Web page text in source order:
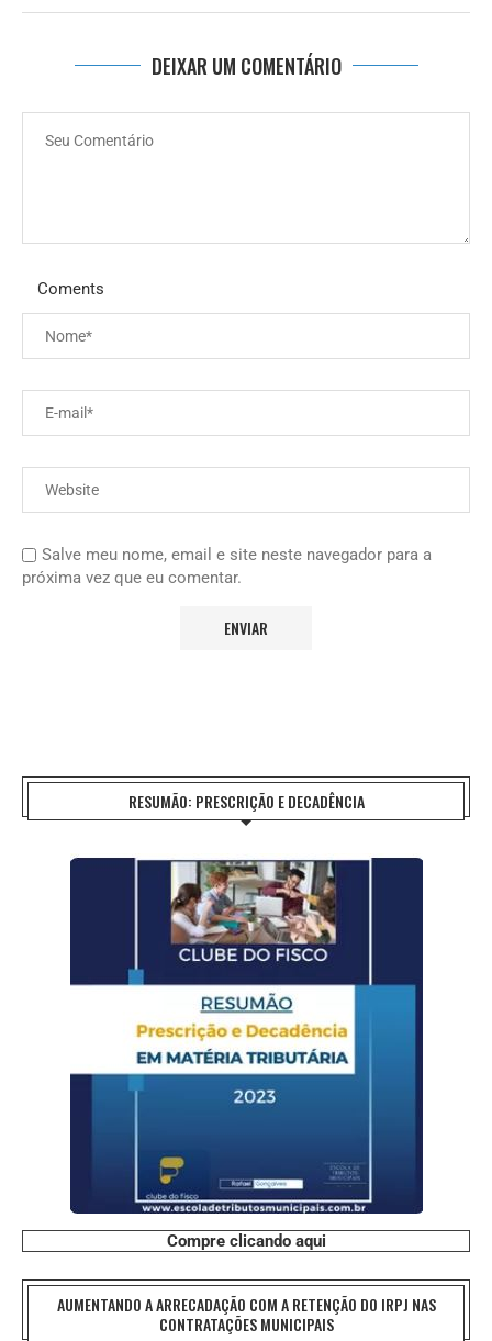
DEIXAR UM COMENTÁRIO
Coments
Salve meu nome, email e site neste navegador para a
próxima vez que eu comentar.
RESUMÃO: PRESCRIÇÃO E DECADÊNCIA
Compre clicando aqui
AUMENTANDO A ARRECADAÇÃO COM A RETENÇÃO DO IRPJ NAS
CONTRATAÇÕES MUNICIPAIS